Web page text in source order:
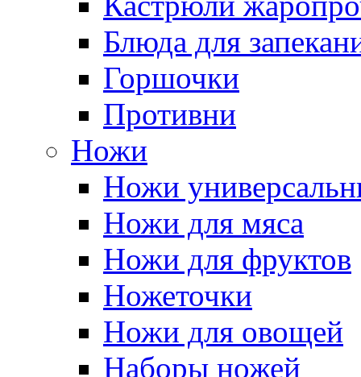
Блюда для
Горшочки
Противни
Ножи
Ножи
Ножи для мяса
Ножи для фруктов
Ножеточки
Ножи для овощей
Наборы ножей